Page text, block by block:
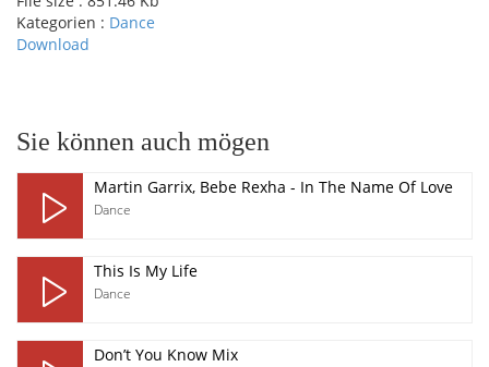
Kategorien : Dance
Download
Sie können auch mögen
Martin Garrix, Bebe Rexha - In The Name Of Love
Dance
This Is My Life
Dance
Don’t You Know Mix